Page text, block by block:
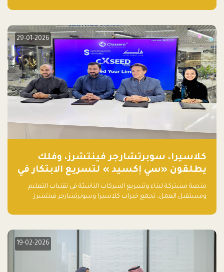
29-01-2026
كلاسيرا، سوبرتشارجر فينتشرز، وفلك
يطلقون «سي إكسيد » لتسريع الابتكار في
تقنيات التعليم ومستقبل العمل
منصة مشتركة لبناء وتسريع الشركات الناشئة في تقنيات التعليم
ومستقبل العمل، تجمع خبرات كلاسيرا وسوبرتشارجر فينتشرز
العالمية.
19-02-2026